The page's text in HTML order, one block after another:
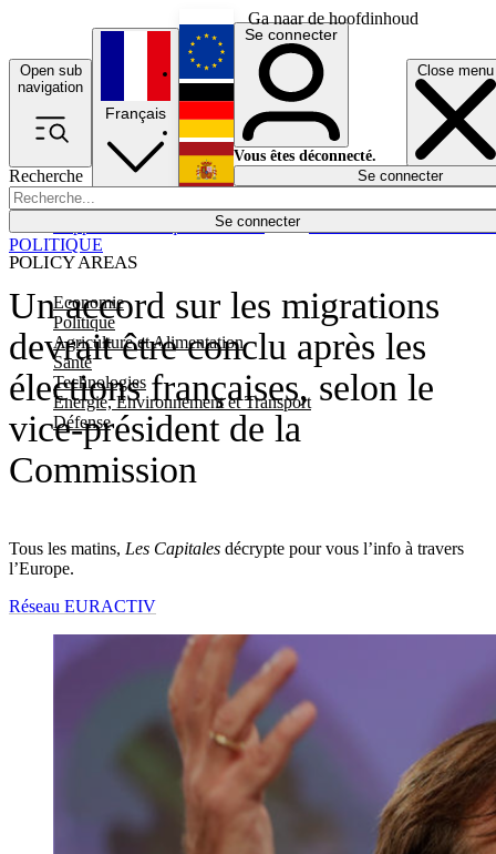
Ga naar de hoofdinhoud
Open sub
navigation
Close menu
Recherche
Se connecter
POLICY AREAS
Economie
Politique
Agriculture et Alimentation
Santé
Technologies
Energie, Environnement et Transport
Défense
Économie
Français
English
Deutsch
Español
Se connecter
Vous êtes déconnecté.
Se connecter
Un accord sur les migrations
devrait être conclu après les
élections françaises, selon le
vice-président de la
Commission
Tous les matins, Les Capitales décrypte pour vous l’info à travers
l’Europe.
POLITIQUE
Réseau EURACTIV